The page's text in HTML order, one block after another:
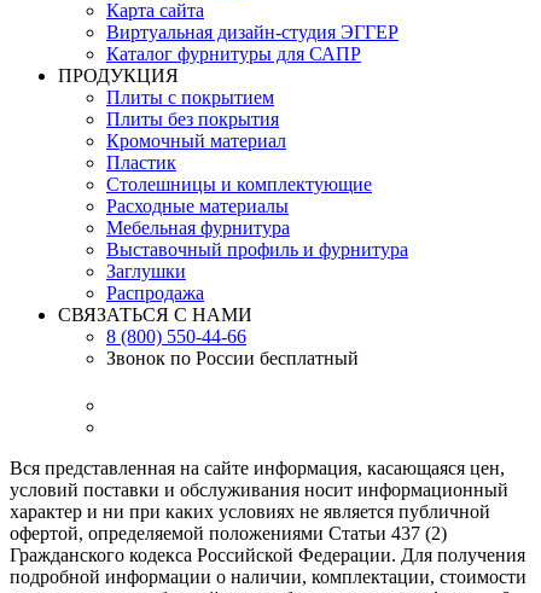
Карта сайта
Виртуальная дизайн-студия ЭГГЕР
Каталог фурнитуры для САПР
ПРОДУКЦИЯ
Плиты с покрытием
Плиты без покрытия
Кромочный материал
Пластик
Столешницы и комплектующие
Расходные материалы
Мебельная фурнитура
Выставочный профиль и фурнитура
Заглушки
Распродажа
СВЯЗАТЬСЯ С НАМИ
8 (800) 550-44-66
Звонок по России бесплатный
Вся представленная на сайте информация, касающаяся цен,
условий поставки и обслуживания носит информационный
характер и ни при каких условиях не является публичной
офертой, определяемой положениями Статьи 437 (2)
Гражданского кодекса Российской Федерации. Для получения
подробной информации о наличии, комплектации, стоимости